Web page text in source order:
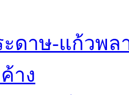
ะดาษ-แก้วพล
าง